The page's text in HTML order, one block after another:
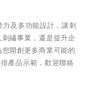
及多功能設計，讓刺
繡事業，還是提升企
開創更多商業可能的
產品示範，歡迎聯絡